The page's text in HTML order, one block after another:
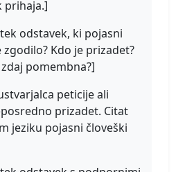
prihaja.]
odstavek, ki pojasni
zgodilo? Kdo je prizadet?
pomembna?]
peticije ali
prizadet. Citat
jeziku pojasni človeški